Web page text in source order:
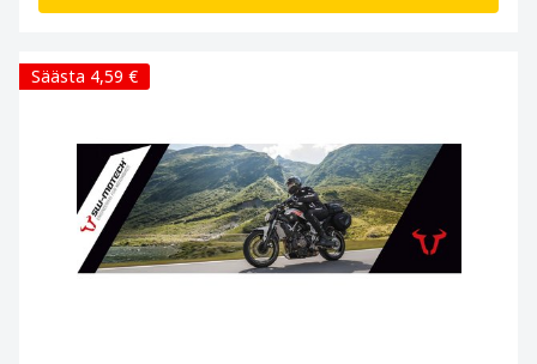
Säästa 4,59 €